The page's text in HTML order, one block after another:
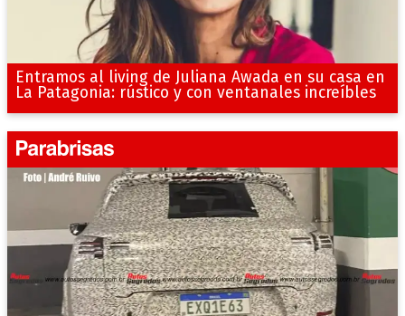
Entramos al living de Juliana Awada en su casa en
La Patagonia: rústico y con ventanales increíbles